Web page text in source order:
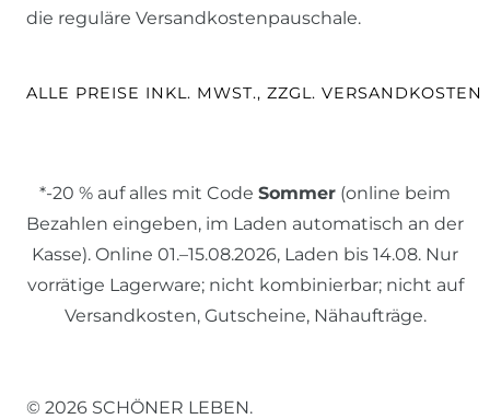
die reguläre Versandkostenpauschale.
ALLE PREISE INKL. MWST., ZZGL. VERSANDKOSTEN
*-20 % auf alles mit Code Sommer (online beim
Bezahlen eingeben, im Laden automatisch an der
Kasse). Online 01.–15.08.2026, Laden bis 14.08. Nur
vorrätige Lagerware; nicht kombinierbar; nicht auf
Versandkosten, Gutscheine, Nähaufträge.
© 2026 SCHÖNER LEBEN.